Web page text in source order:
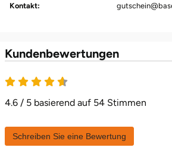
Kontakt:
Kundenbewertungen
4.6 / 5 basierend auf 54 Stimmen
Schreiben Sie eine Bewertung
Kulmbach
Köln
Landkreis Rostock